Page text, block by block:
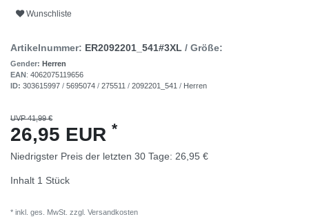
Wunschliste
Artikelnummer: ER2092201_541#3XL / Größe:
Gender: Herren
EAN: 4062075119656
ID: 303615997 / 5695074 / 275511 / 2092201_541 / Herren
UVP 41,99 €
26,95 EUR *
Niedrigster Preis der letzten 30 Tage: 26,95 €
Inhalt 1 Stück
* inkl. ges. MwSt. zzgl. Versandkosten